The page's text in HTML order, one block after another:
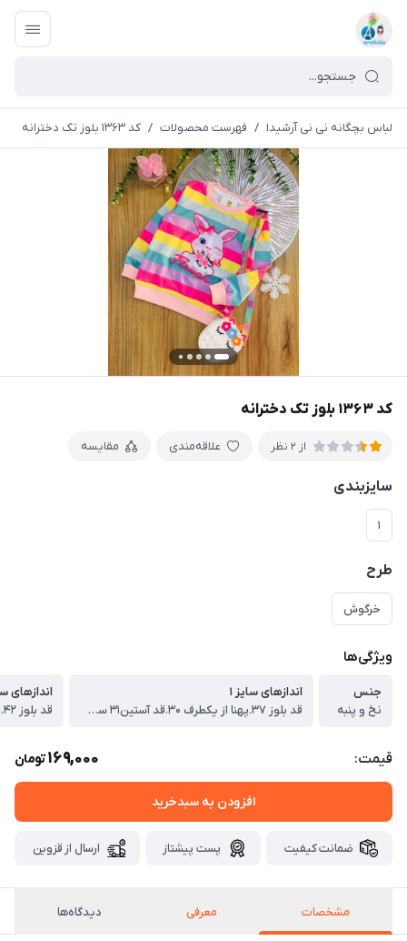
لباس بچگانه نی نی آرشیدا / فهرست محصولات / کد ۱۳۶۳ بلوز تک دخترانه
کد ۱۳۶۳ بلوز تک دخترانه
از 2 نظر علاقه‌مندی مقایسه
سایزبندی
۱
طرح
خرگوش
ویژگی‌ها
جنس
نخ و پنبه
اندازهای سایز ۱
قد بلوز ۳۷.پهنا از یکطرف ۳۰.قد آستین۳۱ سانت
اندازهای
قیمت: 169,000تومان
افزودن به سبدخرید
ضمانت کیفیت پست پیشتاز ارسال از قزوین
مشخصات معرفی دیدگاه‌ها